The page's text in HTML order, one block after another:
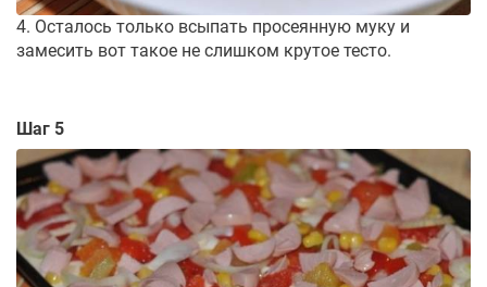
4. Осталось только всыпать просеянную муку и
замесить вот такое не слишком крутое тесто.
Шаг 5